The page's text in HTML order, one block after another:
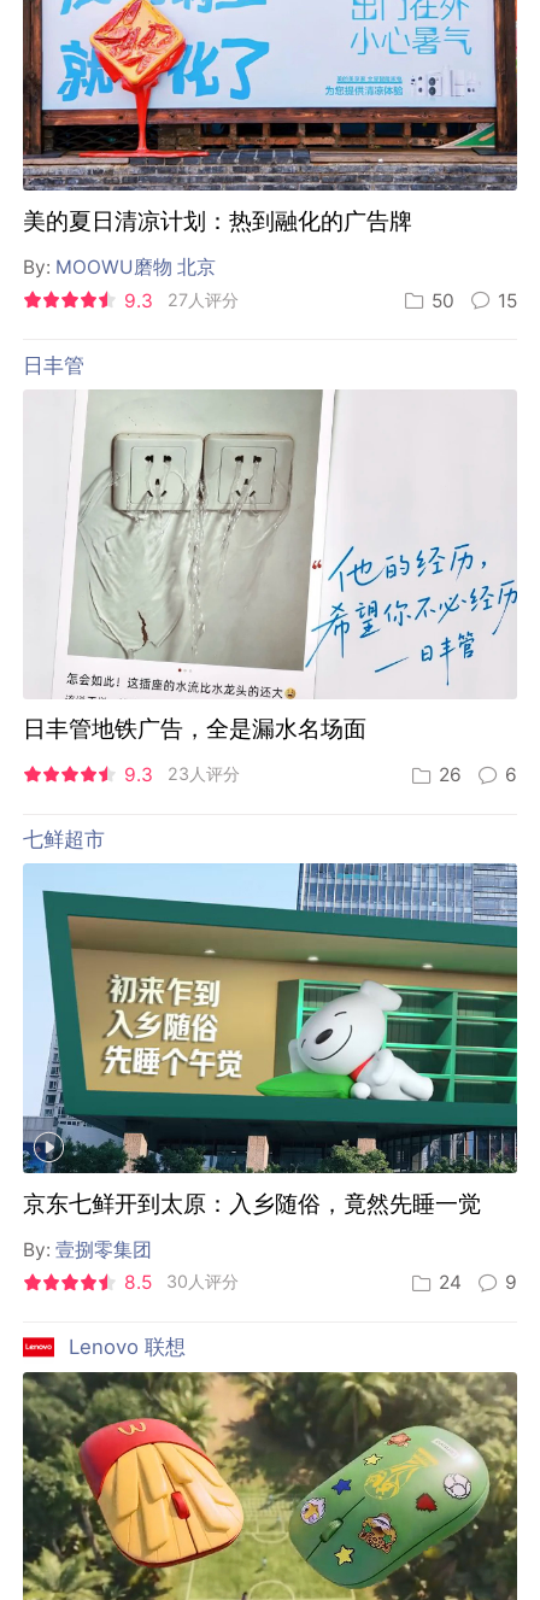
美的夏日清凉计划：热到融化的广告牌
By: MOOWU磨物 北京
9.3
27人评分 50 15
日丰管
日丰管地铁广告，全是漏水名场面
9.3 23人评分 26 6
七鲜超市
京东七鲜开到太原：入乡随俗，竟然先睡一觉
By:壹捌零集团
8.5
30人评分 24 9
Lenovo 联想